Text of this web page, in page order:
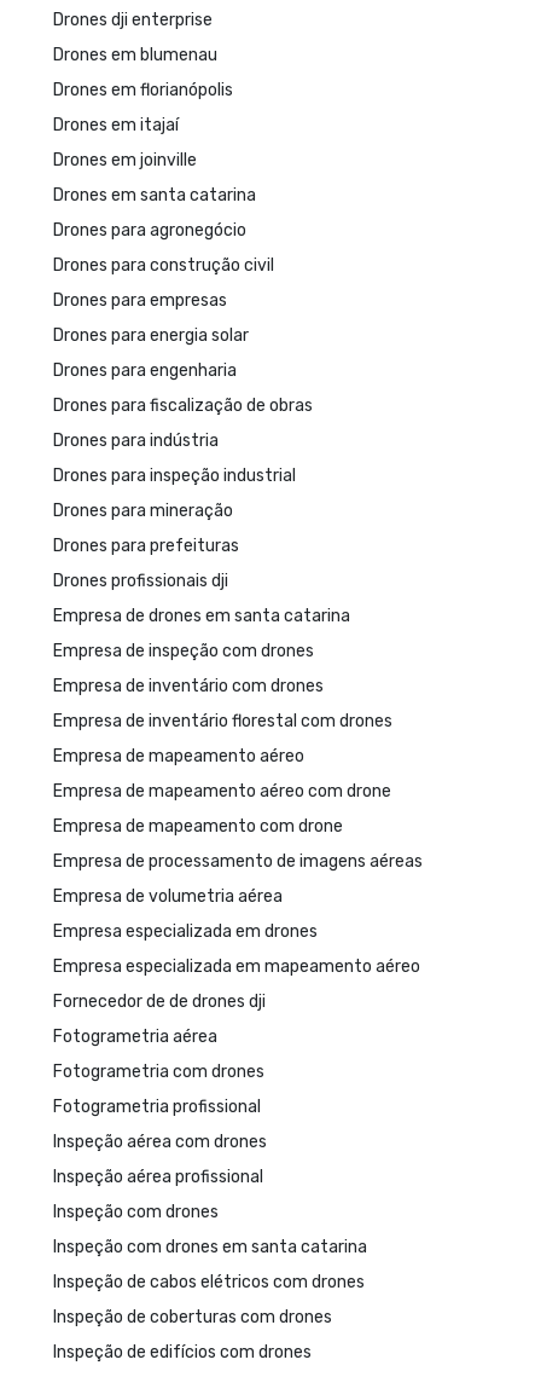
Drones dji enterprise
Drones em blumenau
Drones em florianópolis
Drones em itajaí
Drones em joinville
Drones em santa catarina
Drones para agronegócio
Drones para construção civil
Drones para empresas
Drones para energia solar
Drones para engenharia
Drones para fiscalização de obras
Drones para indústria
Drones para inspeção industrial
Drones para mineração
Drones para prefeituras
Drones profissionais dji
Empresa de drones em santa catarina
Empresa de inspeção com drones
Empresa de inventário com drones
Empresa de inventário florestal com drones
Empresa de mapeamento aéreo
Empresa de mapeamento aéreo com drone
Empresa de mapeamento com drone
Empresa de processamento de imagens aéreas
Empresa de volumetria aérea
Empresa especializada em drones
Empresa especializada em mapeamento aéreo
Fornecedor de de drones dji
Fotogrametria aérea
Fotogrametria com drones
Fotogrametria profissional
Inspeção aérea com drones
Inspeção aérea profissional
Inspeção com drones
Inspeção com drones em santa catarina
Inspeção de cabos elétricos com drones
Inspeção de coberturas com drones
Inspeção de edifícios com drones